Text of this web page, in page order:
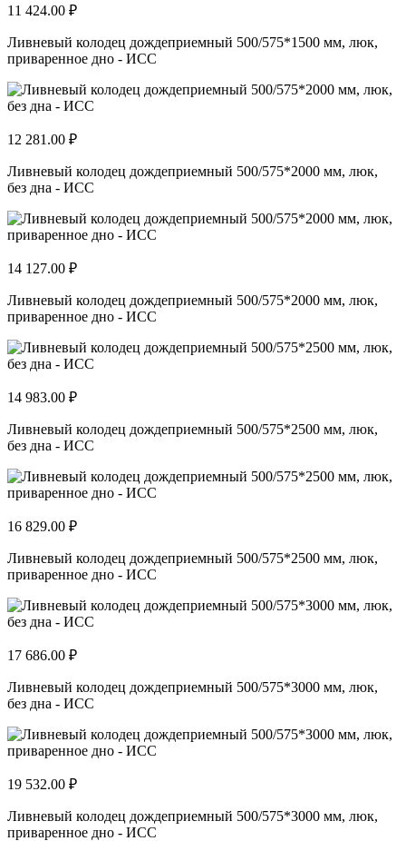
11 424.00 ₽
Ливневый колодец дождеприемный 500/575*1500 мм, люк,
приваренное дно - ИСС
12 281.00 ₽
Ливневый колодец дождеприемный 500/575*2000 мм, люк,
без дна - ИСС
14 127.00 ₽
Ливневый колодец дождеприемный 500/575*2000 мм, люк,
приваренное дно - ИСС
14 983.00 ₽
Ливневый колодец дождеприемный 500/575*2500 мм, люк,
без дна - ИСС
16 829.00 ₽
Ливневый колодец дождеприемный 500/575*2500 мм, люк,
приваренное дно - ИСС
17 686.00 ₽
Ливневый колодец дождеприемный 500/575*3000 мм, люк,
без дна - ИСС
19 532.00 ₽
Ливневый колодец дождеприемный 500/575*3000 мм, люк,
приваренное дно - ИСС